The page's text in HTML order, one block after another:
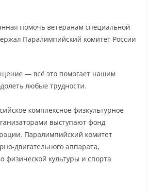
помочь ветеранам специальной
Паралимпийский комитет России
— всё это помогает нашим
любые трудности.
комплексное физкультурное
выступают фонд
Паралимпийский комитет
двигательного аппарата,
физической культуры и спорта